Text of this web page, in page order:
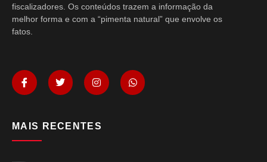
fiscalizadores. Os conteúdos trazem a informação da
melhor forma e com a “pimenta natural” que envolve os
fatos.
MAIS RECENTES